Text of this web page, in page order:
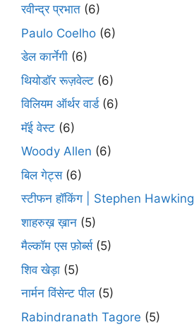
रवीन्द्र प्रभात (6)
Paulo Coelho (6)
डेल कार्नेगी (6)
थियोडॉर रूज़वेल्ट (6)
विलियम ऑर्थर वार्ड(6)
मॅई वेस्ट (6)
Woody Allen (6)
बिल गेट्स(6)
स्टीफन हॉकिंग | Stephen Hawking
शाहरुख़ ख़ान (5)
मैल्कॉम एस फ़ोर्ब्स(5)
शिव खेड़ा (5)
नार्मन विंसेन्ट पील(5)
Rabindranath Tagore (5)